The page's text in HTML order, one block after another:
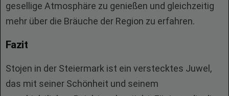
gesellige Atmosphäre zu genießen und gleichzeitig
mehr über die Bräuche der Region zu erfahren.
Fazit
Stojen in der Steiermark ist ein verstecktes Juwel,
das mit seiner Schönheit und seinem